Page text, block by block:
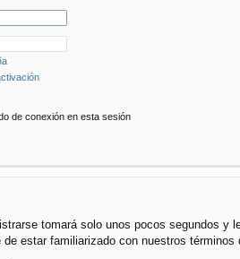
de conexión en esta sesión
tomará solo unos pocos segundos
estar familiarizado con nuestros